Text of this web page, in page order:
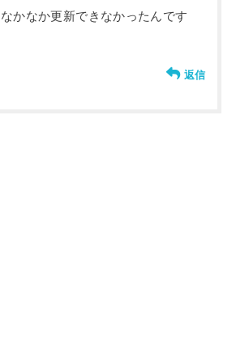
かなか更新できなかったんです
返信